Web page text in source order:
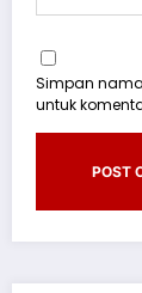
Simpan
untuk